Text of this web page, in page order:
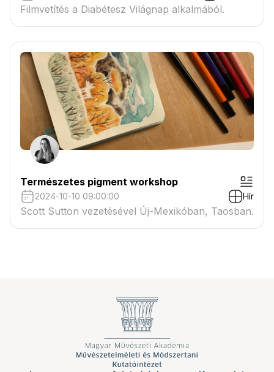
Filmvetítés a Diabétesz Világnap alkalmából.
Természetes pigment workshop
2024-10-10 09:00:00 Hír
Scott Sutton vezetésével Új-Mexikóban, Taosban.